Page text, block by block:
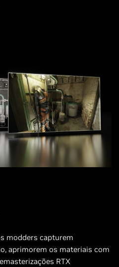
modders capturem
aprimorem os materiais com
RTX